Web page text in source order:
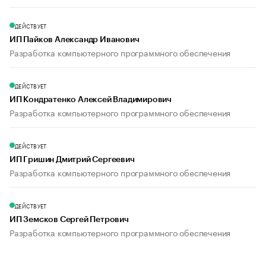
ДЕЙСТВУЕТ
ИП Пайков Александр Иванович
Разработка компьютерного программного обеспечения
ДЕЙСТВУЕТ
ИП Кондратенко Алексей Владимирович
Разработка компьютерного программного обеспечения
ДЕЙСТВУЕТ
ИП Гришин Дмитрий Сергеевич
Разработка компьютерного программного обеспечения
ДЕЙСТВУЕТ
ИП Земсков Сергей Петрович
Разработка компьютерного программного обеспечения